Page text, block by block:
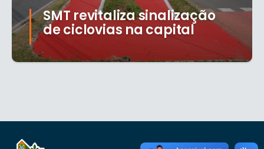
SMT revitaliza sinalização
de ciclovias na capital